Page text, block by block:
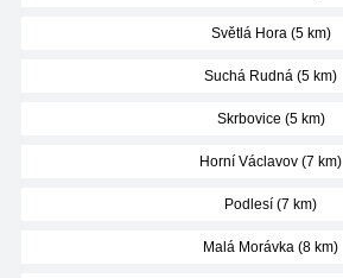
Světlá Hora (5 km)
Suchá Rudná (5 km)
Skrbovice (5 km)
Horní Václavov (7 km)
Podlesí (7 km)
Malá Morávka (8 km)